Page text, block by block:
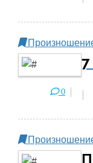
7
0